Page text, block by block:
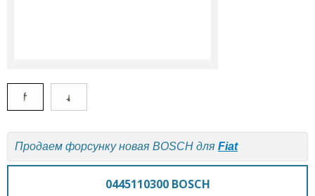
Продаем форсунку новая BOSCH для Fiat
0445110300 BOSCH